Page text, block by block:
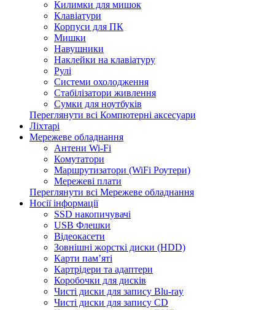
Килимки для мишок
Клавіатури
Корпуси для ПК
Мишки
Навушники
Наклейки на клавіатуру
Рулі
Системи охолодження
Стабілізатори живлення
Сумки для ноутбуків
Переглянути всі Компютерні аксесуари
Ліхтарі
Мережеве обладнання
Антени Wi-Fi
Комутатори
Маршрутизатори (WiFi Роутери)
Мережеві плати
Переглянути всі Мережеве обладнання
Носії інформації
SSD накопичувачі
USB Флешки
Відеокасети
Зовнішні жорсткі диски (HDD)
Карти пам’яті
Картрідери та адаптери
Коробочки для дисків
Чисті диски для запису Blu-ray
Чисті диски для запису CD